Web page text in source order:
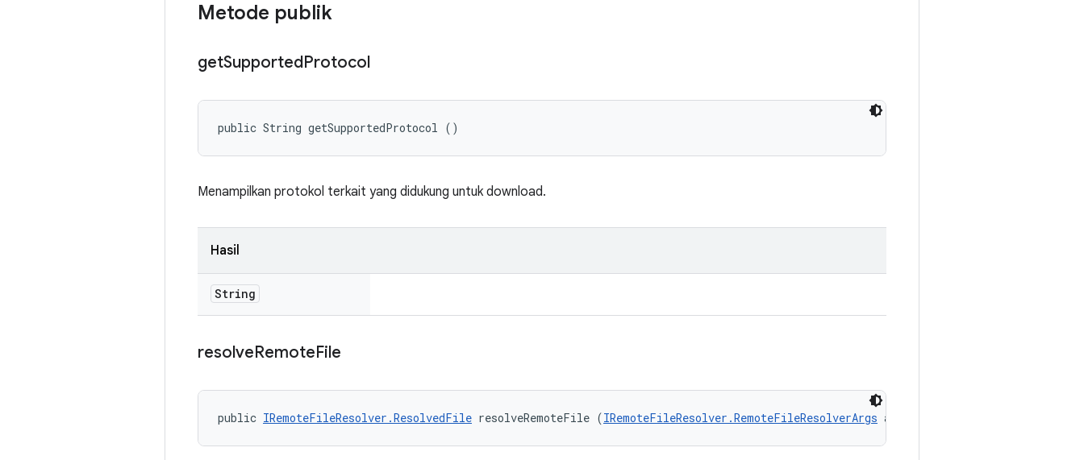
Metode publik
getSupportedProtocol
public String getSupportedProtocol ()
Menampilkan protokol terkait yang didukung untuk download.
Hasil
String
resolveRemoteFile
public IRemoteFileResolver.ResolvedFile resolveRemoteFile (IRemoteFileResolver.RemoteFileResolverArgs args)